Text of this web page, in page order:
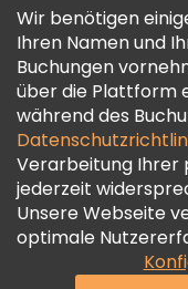
Cookie-Richtlinie
Freetour
Treueprogramm
Wir benötigen
Ihren Namen und
Buchungen
über die Plattform
während des
Verarbeitung Ihrer
jederzeit
Unsere Webseite
optimale